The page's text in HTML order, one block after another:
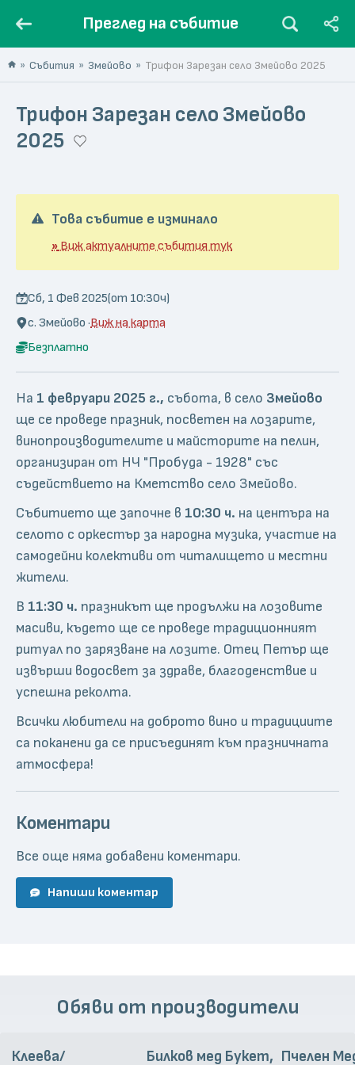
Преглед на събитие
Събития Змейово Трифон Зарезан село Змейово 2025
Трифон Зарезан село Змейово
2025
Това събитие е изминало
»Виж актуалните събития тук
Сб, 1 Фев 2025(от 10:30ч)
с. Змейово ·Виж на карта
Безплатно
На 1 февруари 2025 г., събота, в село Змейово
ще се проведе празник, посветен на лозарите,
винопроизводителите и майсторите на пелин,
организиран от НЧ "Пробуда - 1928" със
съдействието на Кметство село Змейово.
Събитието ще започне в 10:30 ч. на центъра на
селото с оркестър за народна музика, участие на
самодейни колективи от читалището и местни
жители.
В 11:30 ч. празникът ще продължи на лозовите
масиви, където ще се проведе традиционният
ритуал по зарязване на лозите. Отец Петър ще
извърши водосвет за здраве, благоденствие и
успешна реколта.
Всички любители на доброто вино и традициите
са поканени да се присъединят към празничната
атмосфера!
Коментари
Все още няма добавени коментари.
Напиши коментар
Обяви от производители
Клеева/ Билков мед Букет, Пчелен